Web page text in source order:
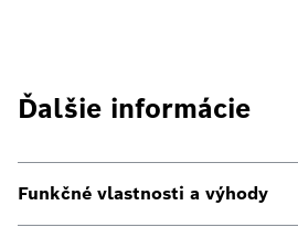
Ďalšie informácie
Funkčné vlastnosti a výhody